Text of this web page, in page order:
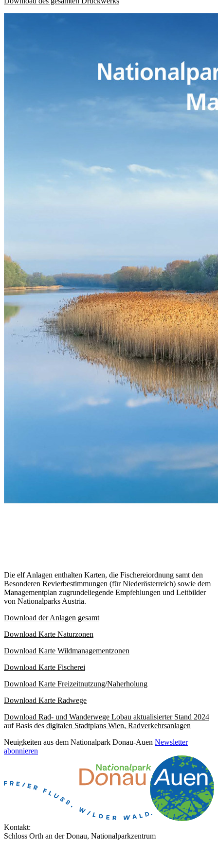
Die elf Anlagen enthalten Karten, die Fischereiordnung samt den
Besonderen Revierbestimmungen (für Niederösterreich) sowie dem
Managementplan zugrundeliegende Empfehlungen und Leitbilder
von Nationalparks Austria.
Download der Anlagen gesamt
Download Karte Naturzonen
Download Karte Wildmanagementzonen
Download Karte Fischerei
Download Karte Freizeitnutzung/Naherholung
Download Karte Radwege
Download Rad- und Wanderwege Lobau aktualisierter Stand 2024
auf Basis des digitalen Stadtplans Wien, Radverkehrsanlagen
Neuigkeiten aus dem Nationalpark Donau-Auen Newsletter
abonnieren
Kontakt:
Schloss Orth an der Donau, Nationalparkzentrum